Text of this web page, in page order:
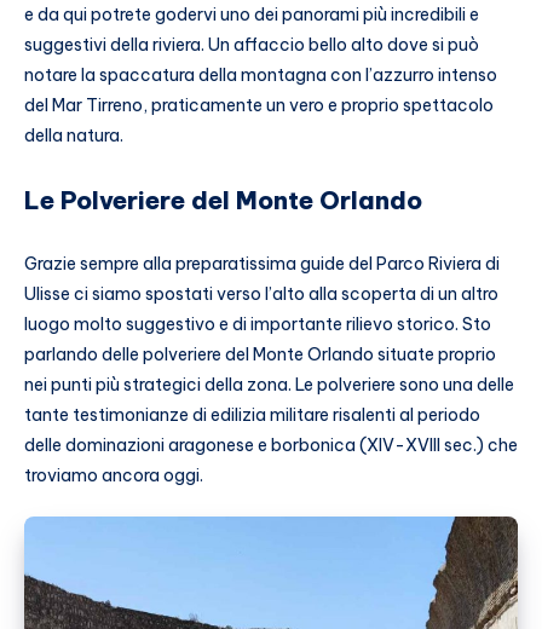
e da qui potrete godervi uno dei panorami più incredibili e
suggestivi della riviera. Un affaccio bello alto dove si può
notare la spaccatura della montagna con l’azzurro intenso
del Mar Tirreno, praticamente un vero e proprio spettacolo
della natura.
Le Polveriere del Monte Orlando
Grazie sempre alla preparatissima guide del Parco Riviera di
Ulisse ci siamo spostati verso l’alto alla scoperta di un altro
luogo molto suggestivo e di importante rilievo storico. Sto
parlando delle polveriere del Monte Orlando situate proprio
nei punti più strategici della zona. Le polveriere sono una delle
tante testimonianze di edilizia militare risalenti al periodo
delle dominazioni aragonese e borbonica (XIV-XVIII sec.) che
troviamo ancora oggi.